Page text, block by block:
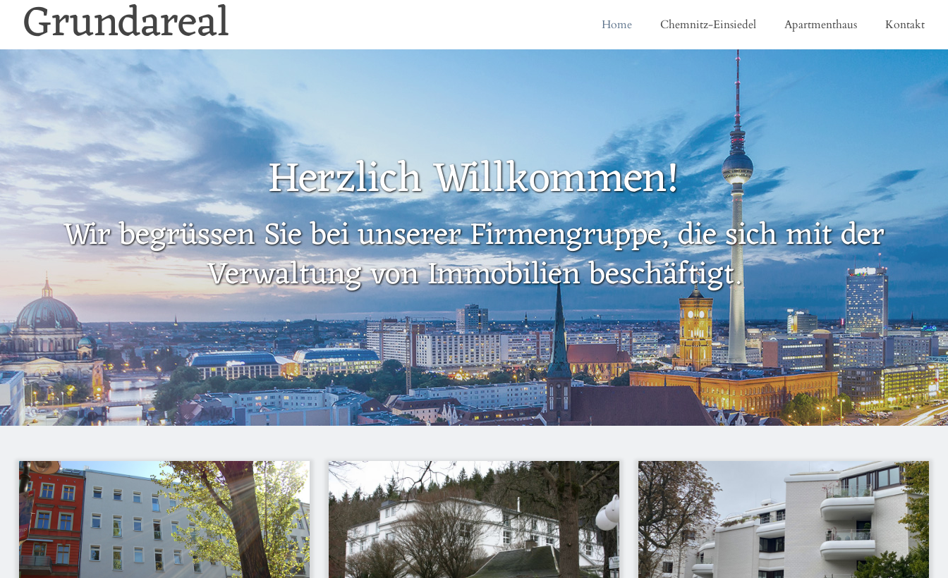
Grundareal Home Chemnitz-Einsiedel Apartmenthaus Kontakt
Herzlich Willkommen!
Wir begrüssen Sie bei unserer Firmengruppe, die sich mit der
Verwaltung von Immobilien beschäftigt.